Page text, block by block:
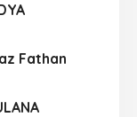
Fathan